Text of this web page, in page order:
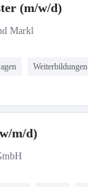
(m/w/d)
Markl
Weiterbildungen
m/d)